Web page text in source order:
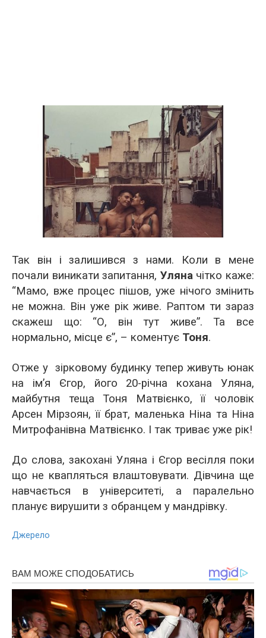
Так він і залишився з нами. Коли в мене
почали виникати запитання, Уляначітко каже:
“Мамо, вже процес пішов, уже нічого змінить
не можна. Він уже рік живе. Раптом ти зараз
скажеш що: “О, він тут живе”. Та все
нормально, місце є”, – коментує Тоня.
Отже у зірковому будинку тепер живуть юнак
на ім’я Єгор, його 20-річна кохана Уляна,
майбутня теща Тоня Матвієнко, її чоловік
Арсен Мірзоян, її брат, маленька Ніна та Ніна
Митрофанівна Матвієнко. І так триває уже рік!
До слова, закохані Уляна і Єгор весілля поки
що не квапляться влаштовувати. Дівчина ще
навчається в університеті, а паралельно
планує вирушити з обранцем у мандрівку.
Джерело